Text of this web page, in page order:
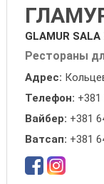
GLAMUR SALA
Рестораны
Адрес:
Телефон: +381
Вайбер: +381
Ватсап: +381